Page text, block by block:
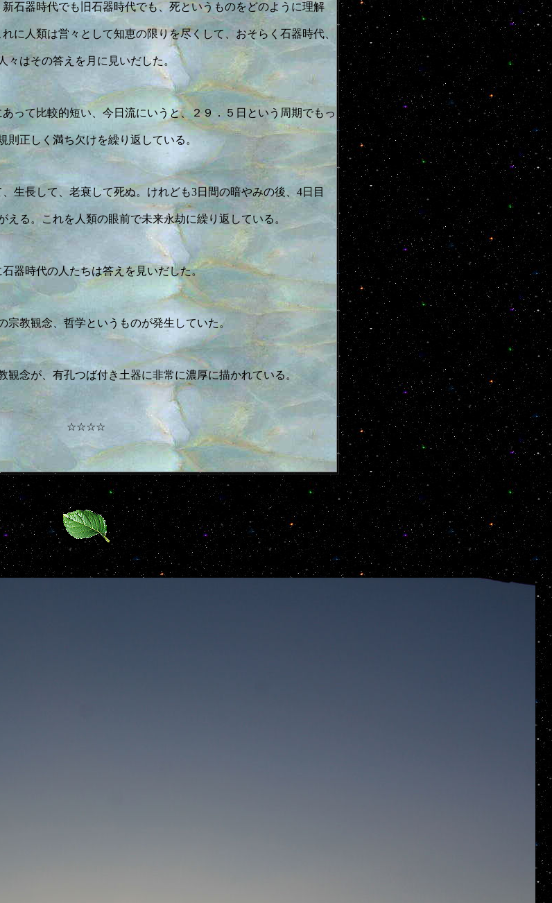
石器時代でも旧石器時代でも、死というものをどのように理解
に人類は営々として知恵の限りを尽くして、おそらく石器時代、
々はその答えを月に見いだした。
って比較的短い、今日流にいうと、２９．５日という周期でもっ
則正しく満ち欠けを繰り返している。
生長して、老衰して死ぬ。けれども3日間の暗やみの後、4日目
える。これを人類の眼前で未来永劫に繰り返している。
石器時代の人たちは答えを見いだした。
宗教観念、哲学というものが発生していた。
観念が、有孔つば付き土器に非常に濃厚に描かれている。
☆☆☆☆